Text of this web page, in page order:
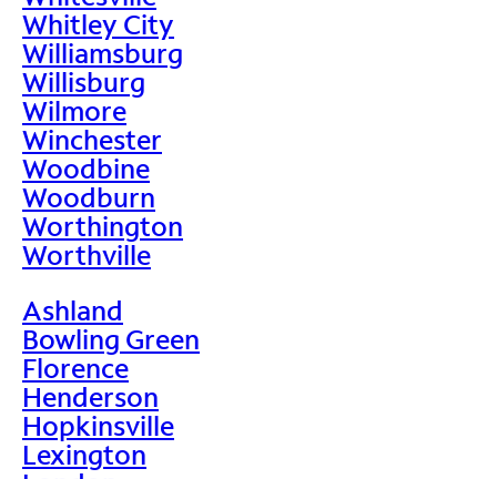
Whitley City
Williamsburg
Willisburg
Wilmore
Winchester
Woodbine
Woodburn
Worthington
Worthville
Ashland
Bowling Green
Florence
Henderson
Hopkinsville
Lexington